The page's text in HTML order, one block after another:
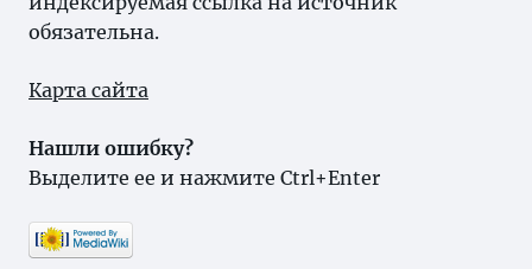
обязательна.
Карта сайта
Нашли ошибку?
Выделите ее и нажмите Ctrl+Enter